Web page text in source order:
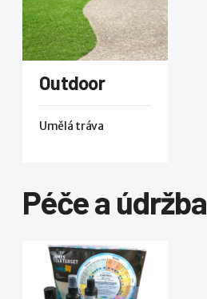
Outdoor
Umělá tráva
Péče a údržba